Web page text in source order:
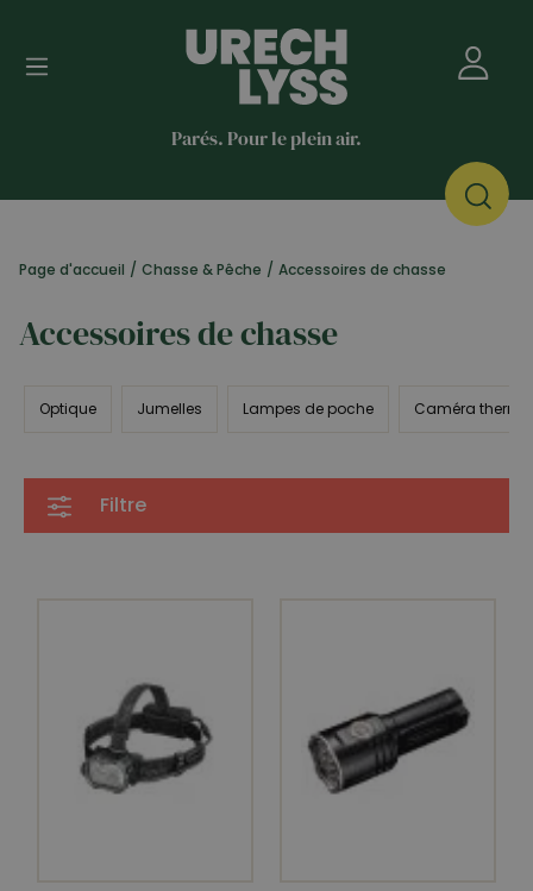
Parés. Pour le plein air.
Page d'accueil / Chasse & Pêche / Accessoires de chasse
Accessoires de chasse
Optique Jumelles Lampes de poche Caméra
Filtre